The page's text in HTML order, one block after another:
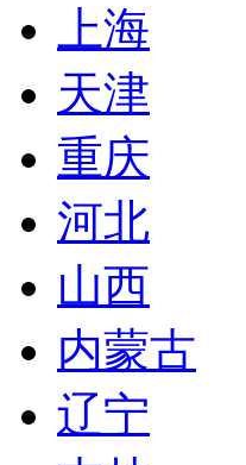
上海
天津
重庆
河北
山西
内蒙古
辽宁